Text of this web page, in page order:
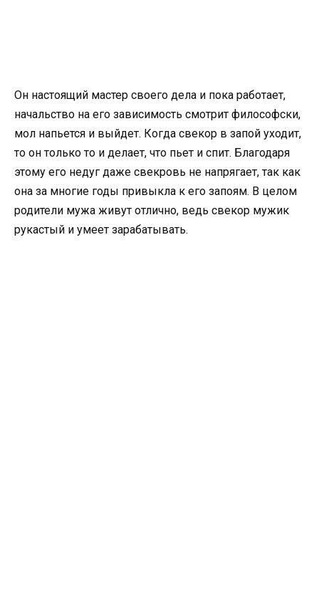
Он настоящий мастер своего дела и пока работает,
начальство на его зависимость смотрит философски,
мол напьется и выйдет. Когда свекор в запой уходит,
то он только то и делает, что пьет и спит. Благодаря
этому его недуг даже свекровь не напрягает, так как
она за многие годы привыкла к его запоям. В целом
родители мужа живут отлично, ведь свекор мужик
рукастый и умеет зарабатывать.